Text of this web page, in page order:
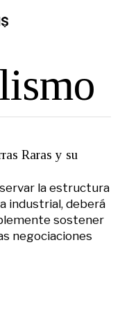
Raras y su
la estructura
industrial, deberá
sostener
negociaciones